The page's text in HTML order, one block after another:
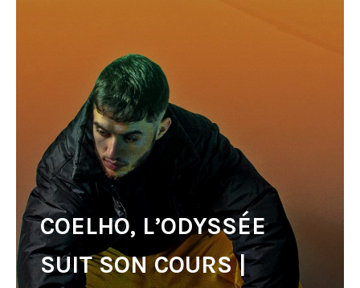
COELHO, L’ODYSSÉE
SUIT SON COURS |